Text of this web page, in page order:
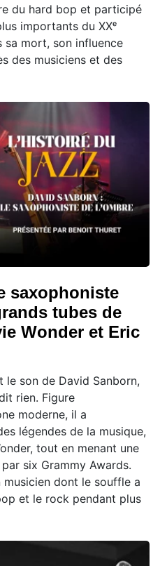
du hard bop et participé
importants du XXᵉ
sa mort, son influence
des musiciens et des
saxophoniste
tubes de
Wonder et Eric
le son de David Sanborn,
rien. Figure
moderne, il a
légendes de la musique,
tout en menant une
six Grammy Awards.
dont le souffle a
et le rock pendant plus